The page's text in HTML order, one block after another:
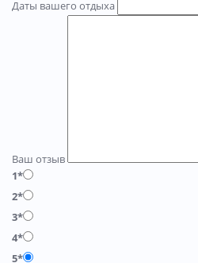
Даты вашего отдыха
Ваш отзыв
1*
2*
3*
4*
5*